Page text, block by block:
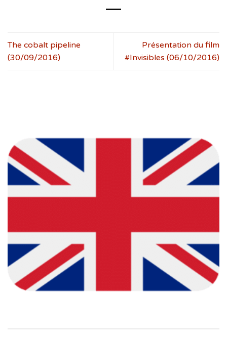
The cobalt pipeline
(30/09/2016)
Présentation du film
#Invisibles (06/10/2016)